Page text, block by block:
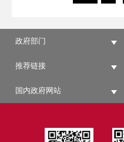
政府部门
推荐链接
国内政府网站